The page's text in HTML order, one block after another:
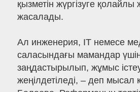
қызметін жүргізуге қолайлы
жасалады.
Ал инженерия, IT немесе
саласындағы мамандар
заңдастырылып, жұмыс
жеңілдетіледі, – деп мысал